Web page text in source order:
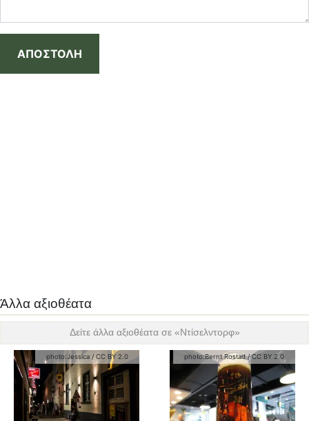
ΑΠΟΣΤΟΛΗ
Άλλα αξιοθέατα
Δείτε άλλα αξιοθέατα σε «Ντίσελντορφ»
photo:Jessica /CC BY 2.0 photo:Bernt Rostad /CC BY 2.0